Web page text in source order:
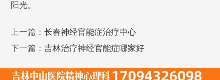
阳光。
上一篇：长春神经官能症治疗中心
下一篇：吉林治疗神经官能症哪家好